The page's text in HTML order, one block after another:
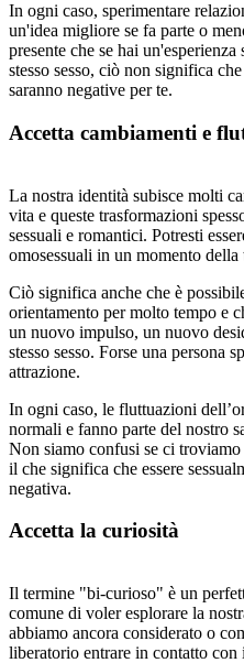
In ogni caso, sperimentare
un'idea migliore se fa parte o
presente che se hai
stesso sesso, ciò non significa
saranno negative per te.
Accetta cambiamenti e
La nostra identità subisce molti
vita e queste trasformazioni
sessuali e romantici. Potresti
omosessuali in un momento
Ciò significa anche che è
orientamento per molto tempo e
un nuovo impulso, un nuovo
stesso sesso. Forse una persona
attrazione.
In ogni caso, le fluttuazioni
normali e fanno parte del nostro
Non siamo confusi se ci
il che significa che essere
negativa.
Accetta la curiosità
Il termine "bi-curioso" è un
comune di voler esplorare la
abbiamo ancora considerato o
liberatorio entrare in contatto